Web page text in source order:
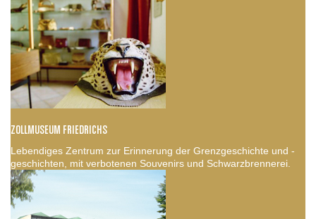
ZOLLMUSEUM FRIEDRICHS
Lebendiges Zentrum zur Erinnerung der Grenzgeschichte und -
geschichten, mit verbotenen Souvenirs und Schwarzbrennerei.